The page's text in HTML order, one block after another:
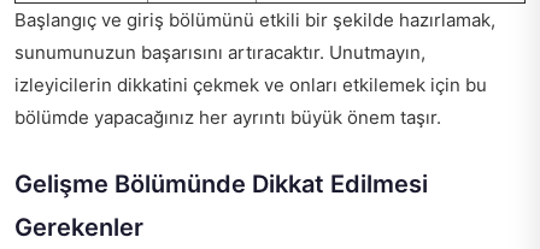
Başlangıç ve giriş bölümünü etkili bir şekilde hazırlamak,
sunumunuzun başarısını artıracaktır. Unutmayın,
izleyicilerin dikkatini çekmek ve onları etkilemek için bu
bölümde yapacağınız her ayrıntı büyük önem taşır.
Gelişme Bölümünde Dikkat Edilmesi
Gerekenler